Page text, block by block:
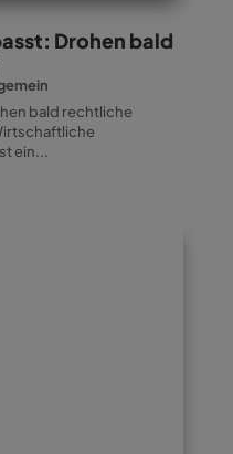
Drohen bald
bald rechtliche
ein...